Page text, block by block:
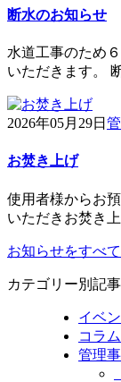
断水のお知らせ
水道工事のため
いただきます。
2026年05月29日
お焚き上げ
使用者様からお
いただきお焚き
お知らせをすべ
カテゴリー別記事
イベ
コラム
管理